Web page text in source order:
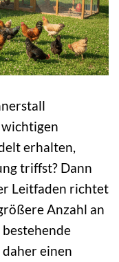
erhalten,
triffst? Dann
Leitfaden richtet
Anzahl an
einen